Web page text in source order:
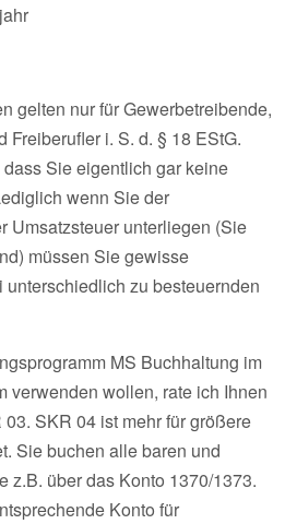
gelten nur für Gewerbetreibende,
Freiberufler i. S. d. § 18 EStG.
Sie eigentlich gar keine
wenn Sie der
Umsatzsteuer unterliegen (Sie
müssen Sie gewisse
zu besteuernden
MS Buchhaltung im
verwenden wollen, rate ich Ihnen
SKR 04 ist mehr für größere
Sie buchen alle baren und
z.B. über das Konto 1370/1373.
Konto für